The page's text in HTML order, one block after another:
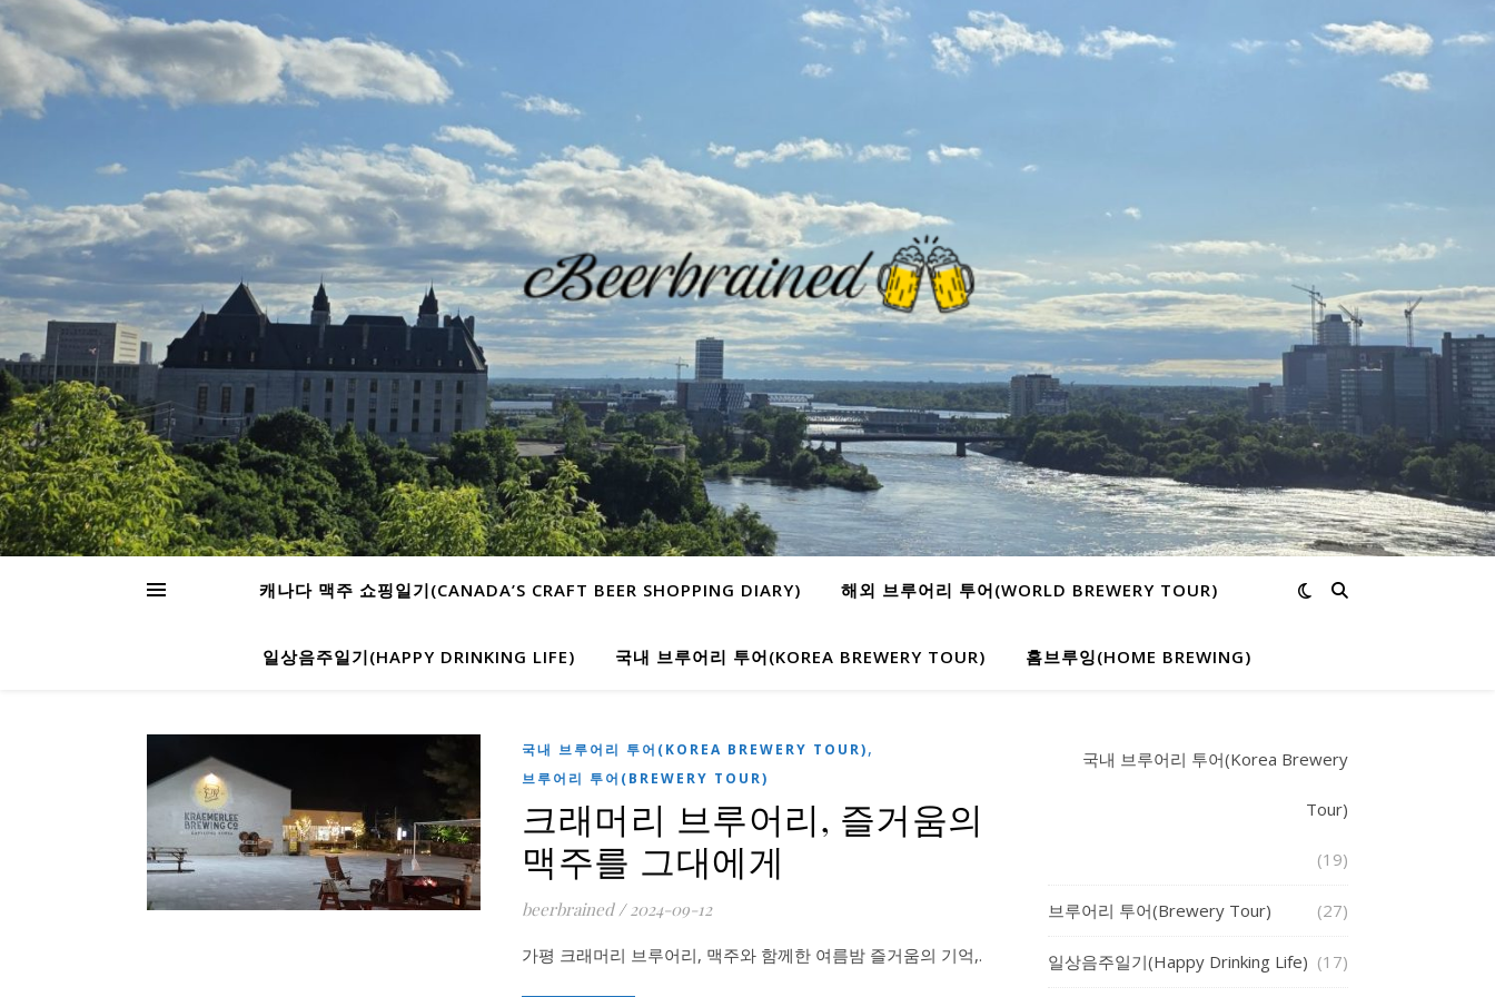
캐나다 맥주 쇼핑일기(CANADA’S CRAFT BEER SHOPPING DIARY) 해외 브루어리 투어(WORLD BREWERY TOUR)
일상음주일기(HAPPY DRINKING LIFE) 국내 브루어리 투어(KOREA BREWERY TOUR) 홈브루잉(HOME BREWING)
국내 브루어리 투어(KOREA BREWERY TOUR),
브루어리 투어(BREWERY TOUR)
크래머리 브루어리, 즐거움의
맥주를 그대에게
beerbrained / 2024-09-12
가평 크래머리 브루어리, 맥주와 함께한 여름밤 즐거움의 기억,.
국내 브루어리 투어(Korea Brewery
Tour)
(19)
브루어리 투어(Brewery Tour) (27)
일상음주일기(Happy Drinking Life) (17)